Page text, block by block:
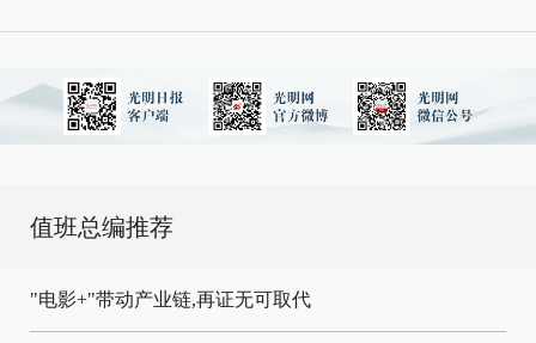
值班总编推荐
"电影+"带动产业链,再证无可取代